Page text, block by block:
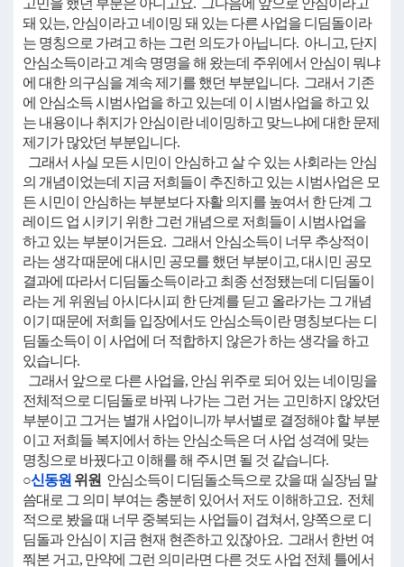
고민을 했던 부분은 아니고요. 그다음에 앞으로 안심이라고
돼 있는, 안심이라고 네이밍 돼 있는 다른 사업을 디딤돌이라
는 명칭으로 가려고 하는 그런 의도가 아닙니다. 아니고, 단지
안심소득이라고 계속 명명을 해 왔는데 주위에서 안심이 뭐냐
에 대한 의구심을 계속 제기를 했던 부분입니다. 그래서 기존
에 안심소득 시범사업을 하고 있는데 이 시범사업을 하고 있
는 내용이나 취지가 안심이란 네이밍하고 맞느냐에 대한 문제
제기가 많았던 부분입니다.
그래서 사실 모든 시민이 안심하고 살 수 있는 사회라는 안심
의 개념이었는데 지금 저희들이 추진하고 있는 시범사업은 모
든 시민이 안심하는 부분보다 자활 의지를 높여서 한 단계 그
레이드 업 시키기 위한 그런 개념으로 저희들이 시범사업을
하고 있는 부분이거든요. 그래서 안심소득이 너무 추상적이
라는 생각 때문에 대시민 공모를 했던 부분이고, 대시민 공모
결과에 따라서 디딤돌소득이라고 최종 선정됐는데 디딤돌이
라는 게 위원님 아시다시피 한 단계를 딛고 올라가는 그 개념
이기 때문에 저희들 입장에서도 안심소득이란 명칭보다는 디
딤돌소득이 이 사업에 더 적합하지 않은가 하는 생각을 하고
있습니다.
그래서 앞으로 다른 사업을, 안심 위주로 되어 있는 네이밍을
전체적으로 디딤돌로 바꿔 나가는 그런 거는 고민하지 않았던
부분이고 그거는 별개 사업이니까 부서별로 결정해야 할 부분
이고 저희들 복지에서 하는 안심소득은 더 사업 성격에 맞는
명칭으로 바꿨다고 이해를 해 주시면 될 것 같습니다.
○신동원 위원 안심소득이 디딤돌소득으로 갔을 때 실장님 말
씀대로 그 의미 부여는 충분히 있어서 저도 이해하고요. 전체
적으로 봤을 때 너무 중복되는 사업들이 겹쳐서, 양쪽으로 디
딤돌과 안심이 지금 현재 현존하고 있잖아요. 그래서 한번 여
쭤본 거고, 만약에 그런 의미라면 다른 것도 사업 전체 틀에서